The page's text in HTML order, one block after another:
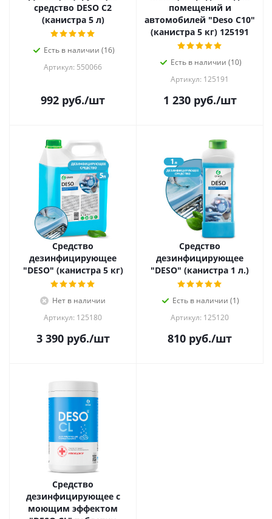
средство DESO C2
(канистра 5 л)
Есть в наличии (16)
Артикул: 550066
992 руб./шт
помещений и
автомобилей "Deso C10"
(канистра 5 кг) 125191
Есть в наличии (10)
Артикул: 125191
1 230руб./шт
Средство
дезинфицирующее
"DESO" (канистра 5 кг)
Нет в наличии
Артикул: 125180
3 390руб./шт
Средство
дезинфицирующее
"DESO" (канистра 1 л.)
Есть в наличии (1)
Артикул: 125120
810 руб./шт
Средство
дезинфицирующее с
моющим эффектом